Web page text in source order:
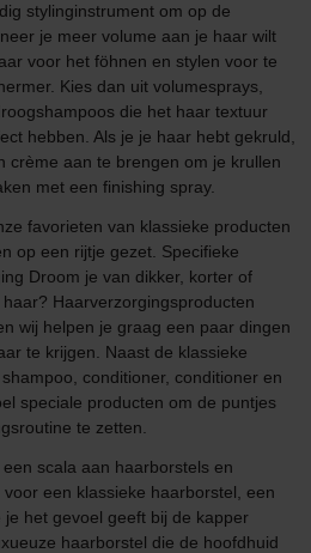
stylinginstrument om op de
je meer volume aan je haar wilt
voor het föhnen en stylen voor te
Kies dan uit volumesprays,
die het haar textuur
hebben. Als je je haar hebt gekruld,
crème aan te brengen om je krullen
met een finishing spray.
favorieten van klassieke producten
op een rijtje gezet. Specifieke
Droom je van dikker, korter of
Haarverzorgingsproducten
wij helpen je graag een paar dingen
te krijgen. Naast de klassieke
conditioner, conditioner en
speciale producten om de puntjes
te zetten.
scala aan haarborstels en
een klassieke haarborstel, een
het gevoel geeft bij de kapper
haarborstel die de hoofdhuid